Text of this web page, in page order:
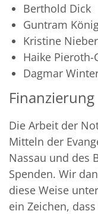
Berthold Dick
Guntram
Kristine
Haike Pieroth-
Dagmar
Finanzierung
Die Arbeit der
Mitteln der
Nassau und des
Spenden. Wir
diese Weise
ein Zeichen,